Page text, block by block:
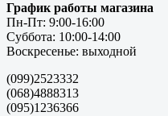
График работы магазина
Пн-Пт: 9:00-16:00
Суббота: 10:00-14:00
Воскресенье: выходной
(099)2523332
(068)4888313
(095)1236366